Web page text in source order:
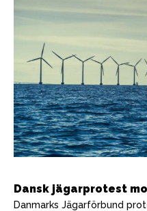
Dansk jägarprotest
Danmarks Jägarförbund